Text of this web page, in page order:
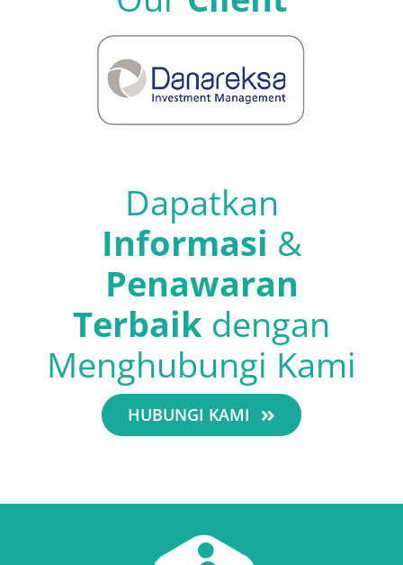
Mayora
Dapatkan
Informasi &
Penawaran
Terbaik dengan
Menghubungi Kami
HUBUNGI KAMI